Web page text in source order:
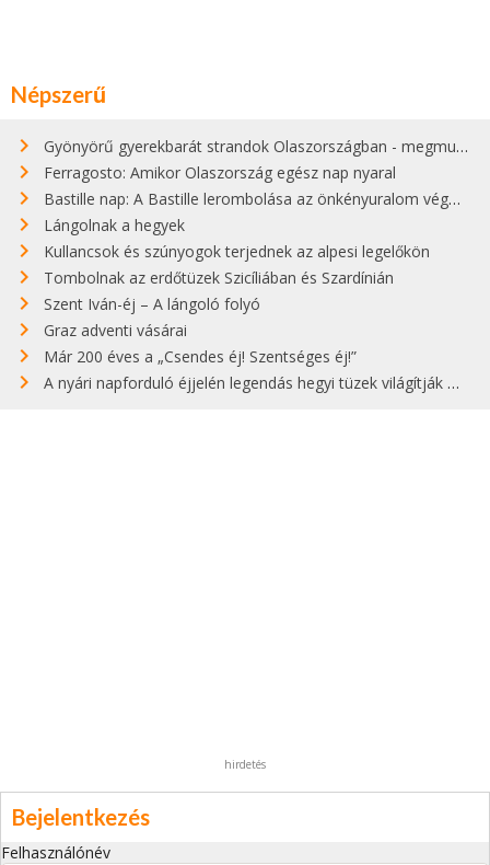
Népszerű
Gyönyörű gyerekbarát strandok Olaszországban - megmutatjuk a 15 legjobbat
Ferragosto: Amikor Olaszország egész nap nyaral
Bastille nap: A Bastille lerombolása az önkényuralom végét jelentette
Lángolnak a hegyek
Kullancsok és szúnyogok terjednek az alpesi legelőkön
Tombolnak az erdőtüzek Szicíliában és Szardínián
Szent Iván-éj – A lángoló folyó
Graz adventi vásárai
Már 200 éves a „Csendes éj! Szentséges éj!”
A nyári napforduló éjjelén legendás hegyi tüzek világítják meg Zugspitzét
hirdetés
Bejelentkezés
Felhasználónév